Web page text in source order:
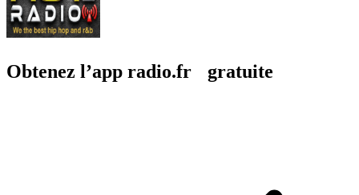
Obtenez l’app radio.fr gratuite